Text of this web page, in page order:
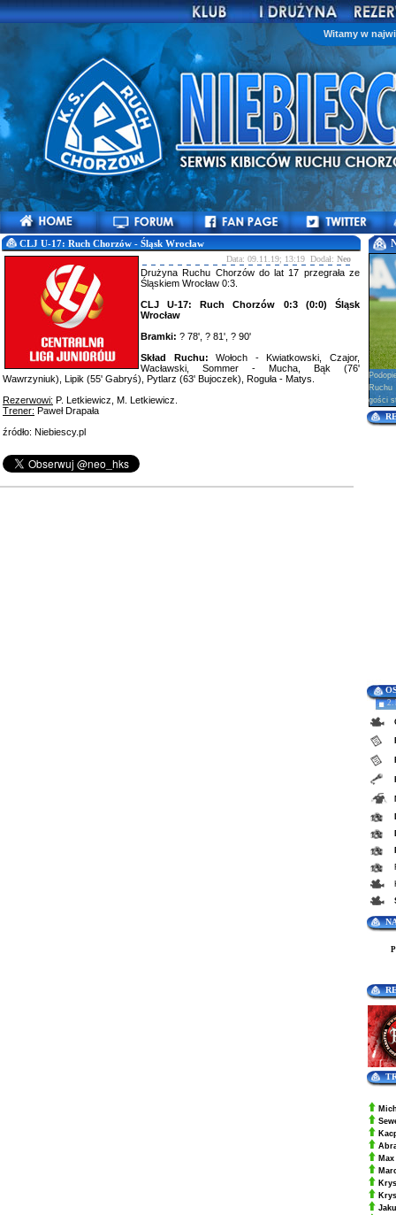
Witamy w
CLJ U-17: Ruch Chorzów - Śląsk Wrocław
Data: 09.11.19; 13:19 Dodał: Neo
Drużyna Ruchu Chorzów do lat 17 przegrała ze
Śląskiem Wrocław 0:3.
CLJ U-17: Ruch Chorzów 0:3 (0:0) Śląsk
Wrocław
Bramki: ? 78', ? 81', ? 90'
Skład Ruchu: Wołoch - Kwiatkowski, Czajor,
Wacławski, Sommer - Mucha, Bąk (76'
Wawrzyniuk), Lipik (55' Gabryś), Pytlarz (63' Bujoczek), Roguła - Matys.
Rezerwowi: P. Letkiewicz, M. Letkiewicz.
Trener: Paweł Drapała
źródło: Niebiescy.pl
Ruchu
gości
2.